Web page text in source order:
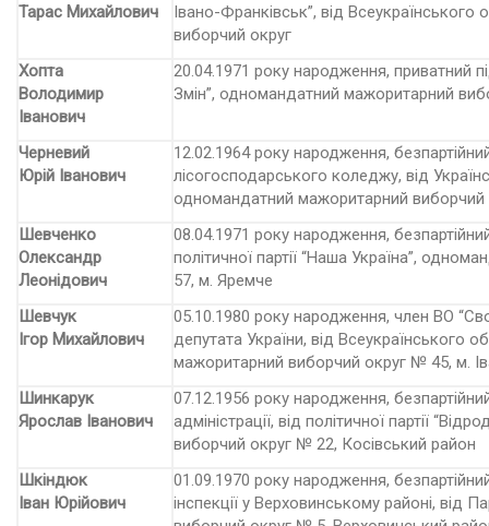
Тарас Михайлович
Івано-Франківськ”, від
виборчий округ
Хопта
Володимир
Іванович
20.04.1971 року народження, приватний
Змін”, одномандатний мажоритарний
Черневий
Юрій Іванович
12.02.1964 року народження,
лісогосподарсь­кого коледжу, від
одномандатний мажоритарний виборчий
Шевченко
Олександр
Леонідович
08.04.1971 року народження,
політичної партії “Наша Україна”,
57, м. Яремче
Шевчук
Ігор Михайлович
05.10.1980 року народження, член ВО
депутата України, від Всеукраїнського
мажоритарний виборчий округ № 45, м.
Шинкарук
Ярослав Іванович
07.12.1956 року народження,
адміністрації, від політичної партії
виборчий округ № 22, Косівський район
Шкіндюк
Іван Юрійович
01.09.1970 року народження,
інспекції у Верховинському районі, від